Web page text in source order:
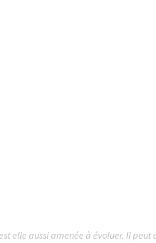
elle aussi amenée à évoluer. Il